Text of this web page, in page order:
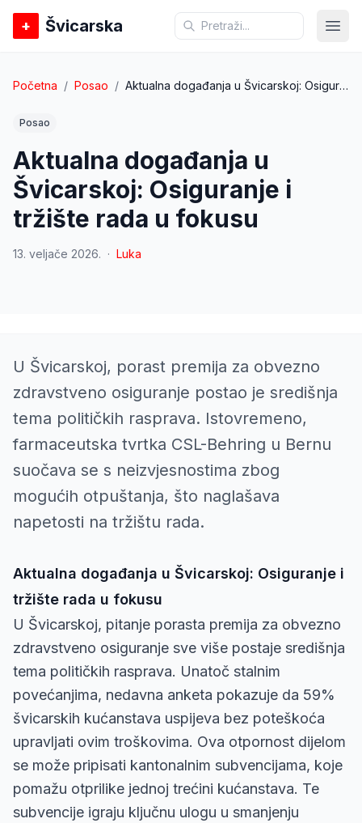
+ Švicarska
Početna / Posao / Aktualna događanja u Švicarskoj: Osiguranje i tržište rada u fokusu
Posao
Aktualna događanja u
Švicarskoj: Osiguranje i
tržište rada u fokusu
13. veljače 2026. · Luka
U Švicarskoj, porast premija za obvezno
zdravstveno osiguranje postao je središnja
tema političkih rasprava. Istovremeno,
farmaceutska tvrtka CSL-Behring u Bernu
suočava se s neizvjesnostima zbog
mogućih otpuštanja, što naglašava
napetosti na tržištu rada.
Aktualna događanja u Švicarskoj: Osiguranje i
tržište rada u fokusu
U Švicarskoj, pitanje porasta premija za obvezno
zdravstveno osiguranje sve više postaje središnja
tema političkih rasprava. Unatoč stalnim
povećanjima, nedavna anketa pokazuje da 59%
švicarskih kućanstava uspijeva bez poteškoća
upravljati ovim troškovima. Ova otpornost dijelom
se može pripisati kantonalnim subvencijama, koje
pomažu otprilike jednoj trećini kućanstava. Te
subvencije igraju ključnu ulogu u smanjenju